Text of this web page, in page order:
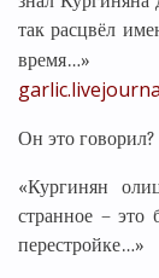
так расцвёл
Он это говорил?
«Кургинян
странное – это
перестройке…»